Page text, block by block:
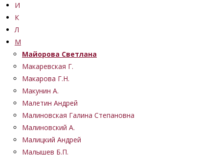
И
К
Л
М
Майорова Светлана
Макаревская Г.
Макарова Г.Н.
Макунин А.
Малетин Андрей
Малиновская Галина Степановна
Малиновский А.
Малицкий Андрей
Малышев Б.П.